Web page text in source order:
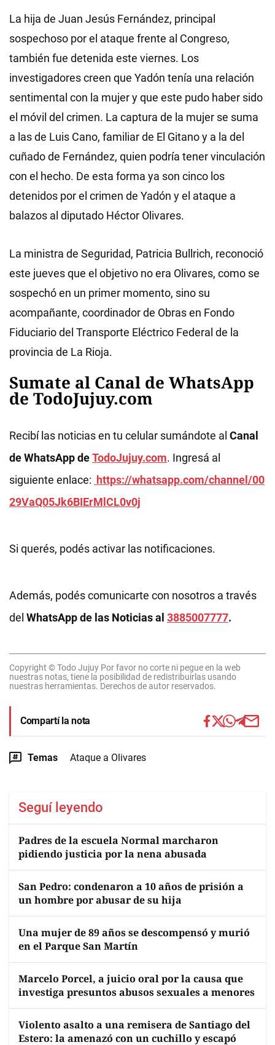
La hija de Juan Jesús Fernández, principal
sospechoso por el ataque frente al Congreso,
también fue detenida este viernes. Los
investigadores creen que Yadón tenía una relación
sentimental con la mujer y que este pudo haber sido
el móvil del crimen. La captura de la mujer se suma
a las de Luis Cano, familiar de El Gitano y a la del
cuñado de Fernández, quien podría tener vinculación
con el hecho. De esta forma ya son cinco los
detenidos por el crimen de Yadón y el ataque a
balazos al diputado Héctor Olivares.
La ministra de Seguridad, Patricia Bullrich, reconoció
este jueves que el objetivo no era Olivares, como se
sospechó en un primer momento, sino su
acompañante, coordinador de Obras en Fondo
Fiduciario del Transporte Eléctrico Federal de la
provincia de La Rioja.
Sumate al Canal de WhatsApp
de TodoJujuy.com
Recibí las noticias en tu celular sumándote al Canal
de WhatsApp deTodoJujuy.com. Ingresá al
siguiente enlace: https://whatsapp.com/channel/00
29VaQ05Jk6BIErMlCL0v0j
Si querés, podés activar las notificaciones.
Además, podés comunicarte con nosotros a través
del WhatsApp de las Noticias al 3885007777.
Copyright © Todo Jujuy Por favor no corte ni pegue en la web
nuestras notas, tiene la posibilidad de redistribuirlas usando
nuestras herramientas. Derechos de autor reservados.
Compartí la nota
Temas Ataque a Olivares
Seguí leyendo
Padres de la escuela Normal marcharon
pidiendo justicia por la nena abusada
San Pedro: condenaron a 10 años de prisión a
un hombre por abusar de su hija
Una mujer de 89 años se descompensó y murió
en el Parque San Martín
Marcelo Porcel, a juicio oral por la causa que
investiga presuntos abusos sexuales a menores
Violento asalto a una remisera de Santiago del
Estero: la amenazó con un cuchillo y escapó